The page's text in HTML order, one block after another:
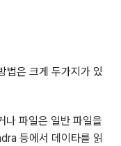
법은 크게 두가지가 있
나 파일은 일반 파일을
등에서 데이타를 읽